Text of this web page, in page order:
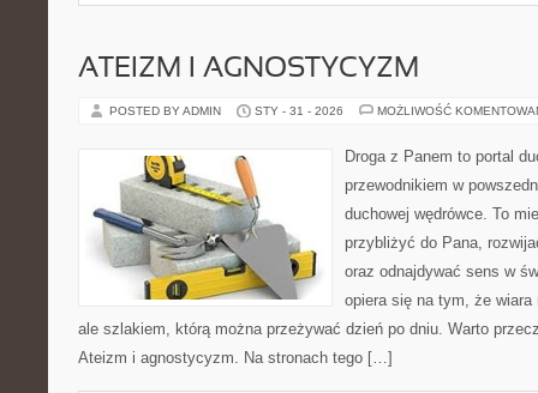
ATEIZM I AGNOSTYCYZM
POSTED BY ADMIN STY - 31 - 2026 MOŻLIWOŚĆ
Droga z Panem to portal
przewodnikiem w
duchowej wędrówce. To
przybliżyć do Pana,
oraz odnajdywać sens w
opiera się na tym, że
ale szlakiem, którą można przeżywać dzień po dniu. Warto
Ateizm i agnostycyzm. Na stronach tego […]